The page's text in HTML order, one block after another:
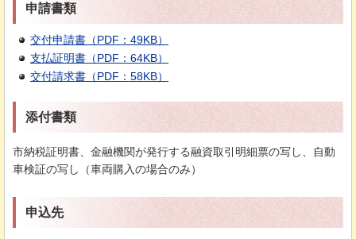
申請書類
交付申請書（PDF：49KB）
支払証明書（PDF：64KB）
交付請求書（PDF：58KB）
添付書類
市納税証明書、金融機関が発行する融資取引明細票の写し、自動
車検証の写し（車両購入の場合のみ）
申込先